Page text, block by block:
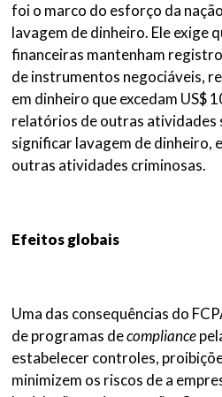
foi o marco do esforço da
lavagem de dinheiro. Ele exige
financeiras mantenham
de instrumentos negociáveis,
em dinheiro que excedam US$
relatórios de outras atividades
significar lavagem de dinheiro,
outras atividades criminosas.
Efeitos globais
Uma das consequências do
de programas decompliance
estabelecer controles,
minimizem os riscos de a